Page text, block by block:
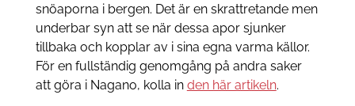
snöaporna i bergen. Det är en skrattretande men
underbar syn att se när dessa apor sjunker
tillbaka och kopplar av i sina egna varma källor.
För en fullständig genomgång på andra saker
att göra i Nagano, kolla in den här artikeln.